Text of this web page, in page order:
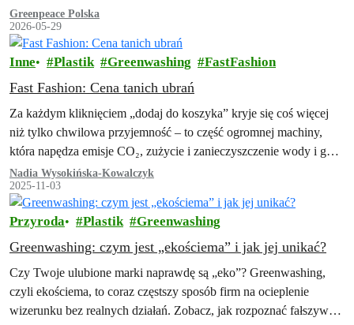
światowe firmy spożywcze, Nestlé i Danone, co budzi poważne
obawy…
Greenpeace Polska
2026-05-29
Inne Plastik Greenwashing FastFashion
Fast Fashion: Cena tanich ubrań
Za każdym kliknięciem „dodaj do koszyka” kryje się coś więcej
niż tylko chwilowa przyjemność – to część ogromnej machiny,
która napędza emisje CO₂, zużycie i zanieczyszczenie wody i górę
odpadów, od plastikowych mikrowłókien wypłukiwanych w
pralkach po wysypiska tekstyliów w Ghanie czy Chile.
Nadia Wysokińska-Kowalczyk
2025-11-03
Przyroda Plastik Greenwashing
Greenwashing: czym jest „ekościema” i jak jej unikać?
Czy Twoje ulubione marki naprawdę są „eko”? Greenwashing,
czyli ekościema, to coraz częstszy sposób firm na ocieplenie
wizerunku bez realnych działań. Zobacz, jak rozpoznać fałszywy